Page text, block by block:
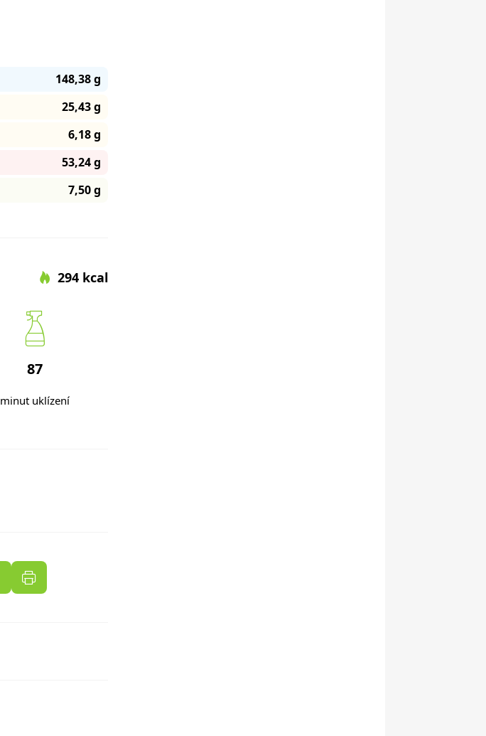
148,38 g
25,43 g
6,18 g
53,24 g
7,50 g
294 kcal
87
minut uklízení